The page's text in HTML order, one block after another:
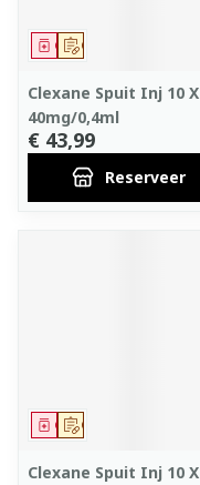
Op voorschrift
Geneesmiddel
Clexane Spuit Inj 10 X
40mg/0,4ml
€ 43,99
Reserveer
Op voorschrift
Geneesmiddel
Clexane Spuit Inj 10 X